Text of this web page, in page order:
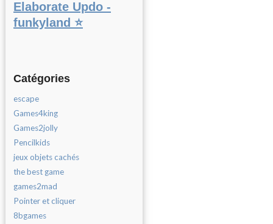
Elaborate Updo -
funkyland ⭐
Catégories
escape
Games4king
Games2jolly
Pencilkids
jeux objets cachés
the best game
games2mad
Pointer et cliquer
8bgames